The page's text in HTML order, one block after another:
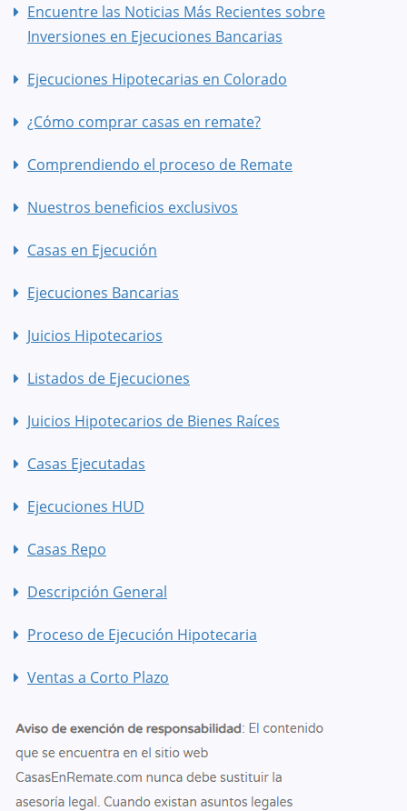
Encuentre las Noticias Más Recientes sobre
Inversiones en Ejecuciones Bancarias
Ejecuciones Hipotecarias en Colorado
¿Cómo comprar casas en remate?
Comprendiendo el proceso de Remate
Nuestros beneficios exclusivos
Casas en Ejecución
Ejecuciones Bancarias
Juicios Hipotecarios
Listados de Ejecuciones
Juicios Hipotecarios de Bienes Raíces
Casas Ejecutadas
Ejecuciones HUD
Casas Repo
Descripción General
Proceso de Ejecución Hipotecaria
Ventas a Corto Plazo